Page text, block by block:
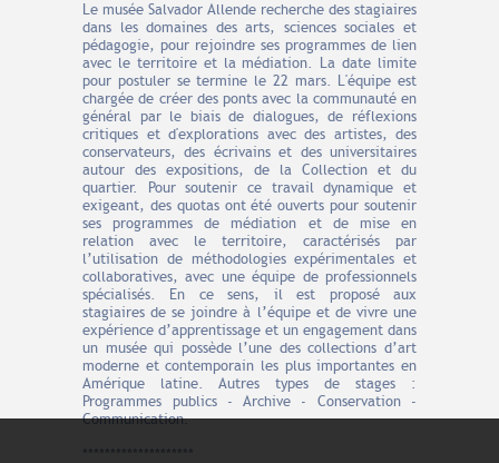
Le musée Salvador Allende recherche des stagiaires
dans les domaines des arts, sciences sociales et
pédagogie, pour rejoindre ses programmes de lien
avec le territoire et la médiation. La date limite
pour postuler se termine le 22 mars. L'équipe est
chargée de créer des ponts avec la communauté en
général par le biais de dialogues, de réflexions
critiques et d'explorations avec des artistes, des
conservateurs, des écrivains et des universitaires
autour des expositions, de la Collection et du
quartier. Pour soutenir ce travail dynamique et
exigeant, des quotas ont été ouverts pour soutenir
ses programmes de médiation et de mise en
relation avec le territoire, caractérisés par
l’utilisation de méthodologies expérimentales et
collaboratives, avec une équipe de professionnels
spécialisés. En ce sens, il est proposé aux
stagiaires de se joindre à l’équipe et de vivre une
expérience d’apprentissage et un engagement dans
un musée qui possède l’une des collections d’art
moderne et contemporain les plus importantes en
Amérique latine. Autres types de stages :
Programmes publics - Archive - Conservation -
Communication.